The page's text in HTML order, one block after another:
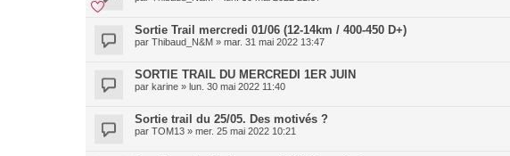
Sortie Trail mercredi 01/06 (12-14km / 400-450 D+)
par Thibaud_N&M » mar. 31 mai 2022 13:47
SORTIE TRAIL DU MERCREDI 1ER JUIN
par karine » lun. 30 mai 2022 11:40
Sortie trail du 25/05. Des motivés ?
par TOM13 » mer. 25 mai 2022 10:21